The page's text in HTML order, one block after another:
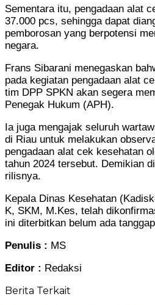
Sementara itu, pengadaan alat
37.000 pcs, sehingga dapat
pemborosan yang berpotensi
negara.
Frans Sibarani menegaskan
pada kegiatan pengadaan alat
tim DPP SPKN akan segera
Penegak Hukum (APH).
Ia juga mengajak seluruh
di Riau untuk melakukan
pengadaan alat cek kesehatan
tahun 2024 tersebut. Demikian
rilisnya.
Kepala Dinas Kesehatan
K, SKM, M.Kes, telah
ini diterbitkan belum ada
Penulis : MS
Editor : Redaksi
Berita Terkait